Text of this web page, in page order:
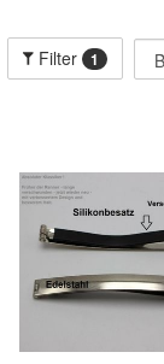
Filter 1